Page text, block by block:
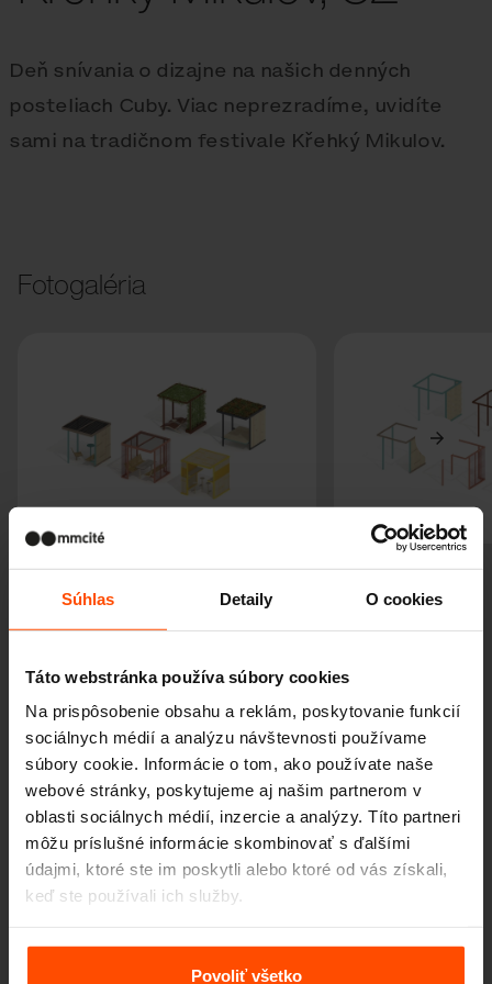
Súhlas Detaily O cookies
Táto webstránka používa súbory cookies
Na prispôsobenie obsahu a reklám, poskytovanie funkcií
sociálnych médií a analýzu návštevnosti používame
súbory cookie. Informácie o tom, ako používate naše
webové stránky, poskytujeme aj našim partnerom v
oblasti sociálnych médií, inzercie a analýzy. Títo partneri
môžu príslušné informácie skombinovať s ďalšími
údajmi, ktoré ste im poskytli alebo ktoré od vás získali,
keď ste používali ich služby.
Viac informácií nájdete na stránkeZásady zpracování
Povoliť všetko
Deň snívania o dizajne na našich denných
posteliach Cuby. Viac neprezradíme, uvidíte
sami na tradičnom festivale Křehký Mikulov.
Fotogaléria
Predchádzajúci Ďalší
Viac noviniek
6. 10. Designblok 2024, 2. – 6.
októbra
Mladosť a Mesto do uší